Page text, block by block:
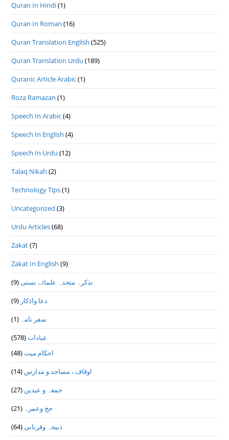
Quran In Hindi(1)
Quran In Roman (16)
Quran Translation English (525)
Quran Translation Urdu (189)
Quranic Article Arabic(1)
Roza Ramazan (1)
Speech In Arabic(4)
Speech In English (4)
Speech In Urdu (12)
Talaq Nikah (2)
Technology Tips(1)
Uncategorized (3)
Urdu Articles(68)
Zakat(7)
Zakat In English (9)
تذكرہ متحدہ علمائے بستى(9)
دعا واذكار (9)
سفر نامہ (1)
عبادات(578)
احکام میت(48)
اوقاف ، مساجد و مدارس (14)
جمعہ و عیدین (27)
حج وعمرہ (21)
ذبیحہ وقربانی(64)